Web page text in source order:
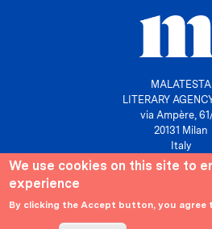
MALATESTA
LITERARY
via Ampère,
20131 Milan
Italy
P. IVA
Privacy &
We use cookies on this site to
experience
By clicking the Accept button, you agree